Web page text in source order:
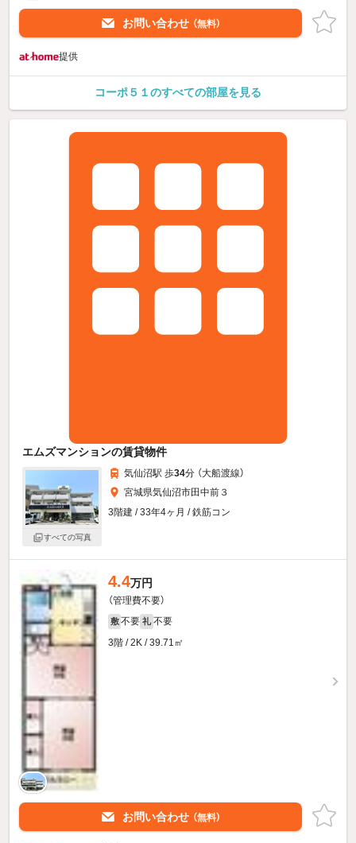
お問い合わせ （無料）
提供
コーポ５１のすべての部屋を見る
エムズマンションの賃貸物件
すべての写真
気仙沼駅 歩34分 （大船渡線）
宮城県気仙沼市田中前３
3階建 / 33年4ヶ月 / 鉄筋コン
4.4万円
（管理費不要）
敷 不要 礼 不要
3階 / 2K / 39.71㎡
お問い合わせ （無料）